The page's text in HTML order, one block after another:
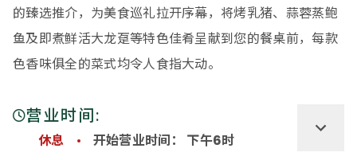
的臻选推介，为美食巡礼拉开序幕，将烤乳猪、蒜蓉蒸鲍
鱼及即煮鲜活大龙趸等特色佳肴呈献到您的餐桌前，每款
色香味俱全的菜式均令人食指大动。
营业时间:
休息 开始营业时间： 下午6时